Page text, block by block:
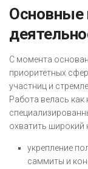
Основные
С момента
приоритетных
участниц и
Работа велась как
охватить широкий
укрепление
саммиты и